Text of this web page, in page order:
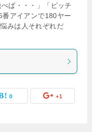
ば・・・」「ピッチ
アイアンで180ヤー
みは人それぞれだ
0 +1